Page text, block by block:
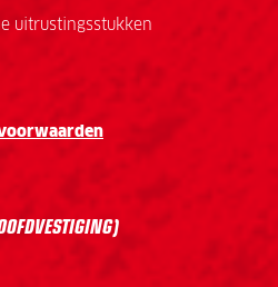
uitrustingsstukken